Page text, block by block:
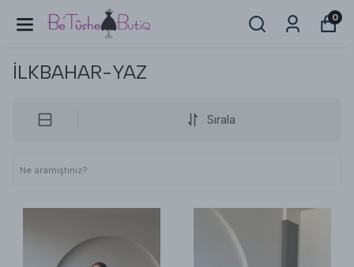
0
İLKBAHAR-YAZ
Sırala